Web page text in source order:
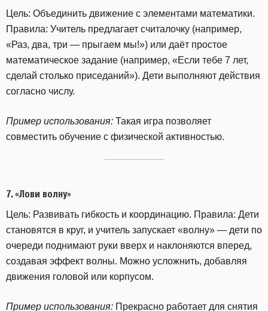
Цель: Объединить движение с элементами математики.
Правила: Учитель предлагает считалочку (например,
«Раз, два, три — прыгаем мы!») или даёт простое
математическое задание (например, «Если тебе 7 лет,
сделай столько приседаний»). Дети выполняют действия
согласно числу.
Пример использования: Такая игра позволяет
совместить обучение с физической активностью.
7. «Лови волну»
Цель: Развивать гибкость и координацию. Правила: Дети
становятся в круг, и учитель запускает «волну» — дети по
очереди поднимают руки вверх и наклоняются вперед,
создавая эффект волны. Можно усложнить, добавляя
движения головой или корпусом.
Пример использования: Прекрасно работает для снятия